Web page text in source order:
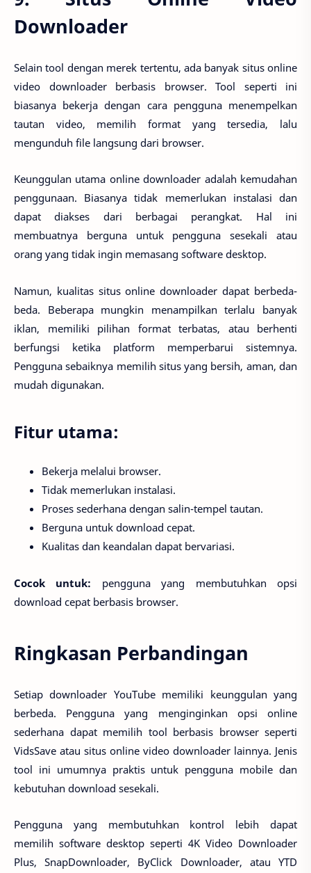
Downloader
Selain tool dengan merek tertentu, ada banyak situs online
video downloader berbasis browser. Tool seperti ini
biasanya bekerja dengan cara pengguna menempelkan
tautan video, memilih format yang tersedia, lalu
mengunduh file langsung dari browser.
Keunggulan utama online downloader adalah kemudahan
penggunaan. Biasanya tidak memerlukan instalasi dan
dapat diakses dari berbagai perangkat. Hal ini
membuatnya berguna untuk pengguna sesekali atau
orang yang tidak ingin memasang software desktop.
Namun, kualitas situs online downloader dapat berbeda-
beda. Beberapa mungkin menampilkan terlalu banyak
iklan, memiliki pilihan format terbatas, atau berhenti
berfungsi ketika platform memperbarui sistemnya.
Pengguna sebaiknya memilih situs yang bersih, aman, dan
mudah digunakan.
Fitur utama:
Bekerja melalui browser.
Tidak memerlukan instalasi.
Proses sederhana dengan salin-tempel tautan.
Berguna untuk download cepat.
Kualitas dan keandalan dapat bervariasi.
Cocok untuk: pengguna yang membutuhkan opsi
download cepat berbasis browser.
Ringkasan Perbandingan
Setiap downloader YouTube memiliki keunggulan yang
berbeda. Pengguna yang menginginkan opsi online
sederhana dapat memilih tool berbasis browser seperti
VidsSave atau situs online video downloader lainnya. Jenis
tool ini umumnya praktis untuk pengguna mobile dan
kebutuhan download sesekali.
Pengguna yang membutuhkan kontrol lebih dapat
memilih software desktop seperti 4K Video Downloader
Plus, SnapDownloader, ByClick Downloader, atau YTD